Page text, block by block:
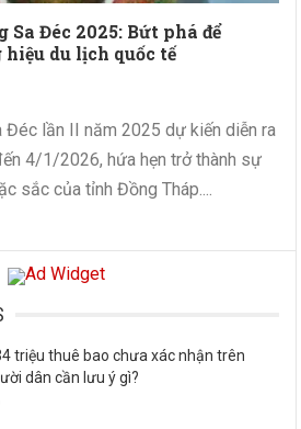
Đéc 2025: Bứt phá để
du lịch quốc tế
Đéc lần II năm 2025 dự kiến diễn ra
4/1/2026, hứa hẹn trở thành sự
sắc của tỉnh Đồng Tháp....
triệu thuê bao chưa xác nhận trên
dân cần lưu ý gì?